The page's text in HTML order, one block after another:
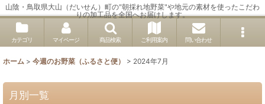
山陰・鳥取県大山（だいせん）町の"朝採れ地野菜"や地元の素材を使ったこだわ
りの加工品を全国へお届けします。
カテゴリ マイページ 商品検索 ご利用案内 問い合わせ
ホーム > 今週のお野菜（ふるさと便） > 2024年7月
月別一覧